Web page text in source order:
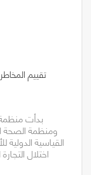
تقييم
بدأت منظمة
القياسية
اختلال